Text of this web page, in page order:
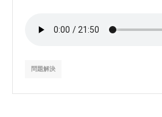
問題解決